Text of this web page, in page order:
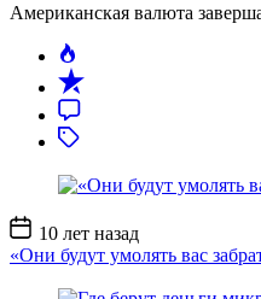
Американская валюта
Дата
записи
10 лет назад
«Они будут умолять вас